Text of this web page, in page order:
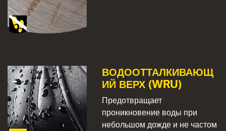
ВОДООТТАЛКИВАЮЩ
ИЙ ВЕРХ (WRU)
Предотвращает
проникновение воды при
небольшом дожде и не частом